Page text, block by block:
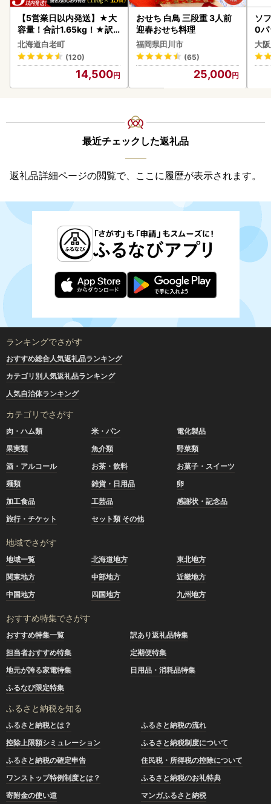
【5営業日以内発送】★大
容量！合計1.65kg！★訳
あり・牛の里ビーフハンバ
ーグ(110ｇ5枚入）×3 AG
058
北海道白老町
(120)
14,500
おせち 白鳥 三段重 3人前
迎春おせち料理
福岡県田川市
(65)
25,000
ソ
0
大
最近チェックした返礼品
返礼品詳細ページの閲覧で、ここに履歴が表示されます。
ランキングでさがす
おすすめ総合人気返礼品ランキング
カテゴリ別人気返礼品ランキング
人気自治体ランキング
カテゴリでさがす
肉・ハム類 米・パン
電化製品
果実類
魚介類
野菜類
酒・アルコール
お茶・飲料
お菓子・スイーツ
麺類
雑貨・日用品
卵
加工食品
工芸品
感謝状・記念品
旅行・チケット
セット類 その他
地域でさがす
地域一覧 北海道地方
東北地方
関東地方
中部地方
近畿地方
中国地方
四国地方 九州地方
おすすめ特集でさがす
おすすめ特集一覧
訳あり返礼品特集
担当者おすすめ特集
定期便特集
地元が誇る家電特集
日用品・消耗品特集
ふるなび限定特集
ふるさと納税を知る
ふるさと納税とは？
ふるさと納税の流れ
控除上限額シミュレーション
ふるさと納税制度について
ふるさと納税の確定申告
住民税・所得税の控除について
ワンストップ特例制度とは？
ふるさと納税のお礼特典
寄附金の使い道
マンガふるさと納税